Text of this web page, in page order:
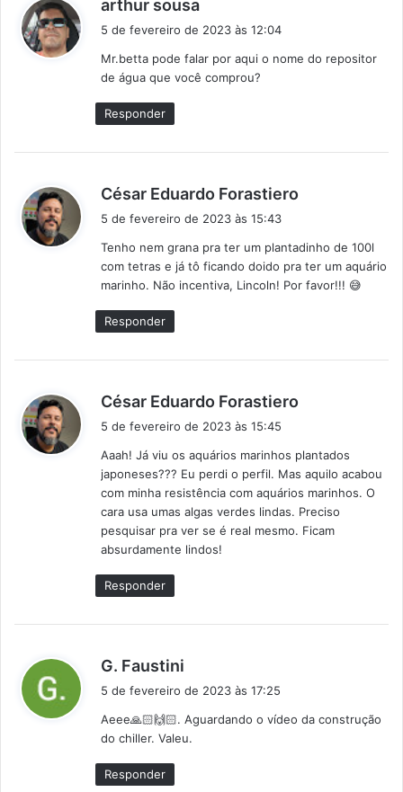
arthur sousa
s
e
5 de fevereiro de 2023 às 12:04
Mr.betta pode falar por aqui o nome do repositor
de água que você comprou?
Responder
César Eduardo Forastiero
s
e
:
5 de fevereiro de 2023 às 15:43
Tenho nem grana pra ter um plantadinho de 100l
com tetras e já tô ficando doido pra ter um aquário
marinho. Não incentiva, Lincoln! Por favor!!! 😅
Responder
César Eduardo Forastiero
s
e
:
5 de fevereiro de 2023 às 15:45
Aaah! Já viu os aquários marinhos plantados
japoneses??? Eu perdi o perfil. Mas aquilo acabou
com minha resistência com aquários marinhos. O
cara usa umas algas verdes lindas. Preciso
pesquisar pra ver se é real mesmo. Ficam
absurdamente lindos!
Responder
G. Faustini
s
e
5 de fevereiro de 2023 às 17:25
Aeee🙏🏻🙌🏻. Aguardando o vídeo da construção
do chiller. Valeu.
Responder